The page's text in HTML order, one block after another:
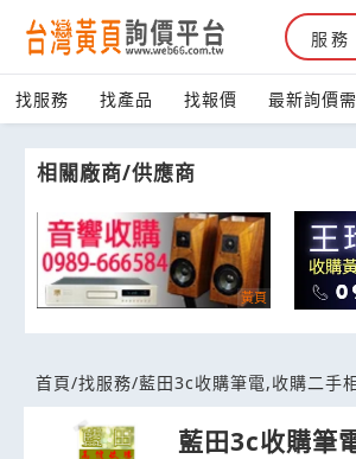
台灣黃頁詢價平台
服務
找服務 找產品 找報價 最新詢價
相關廠商/供應商
首頁/找服務/藍田3c收購筆電,收購二手
藍田3c收購筆